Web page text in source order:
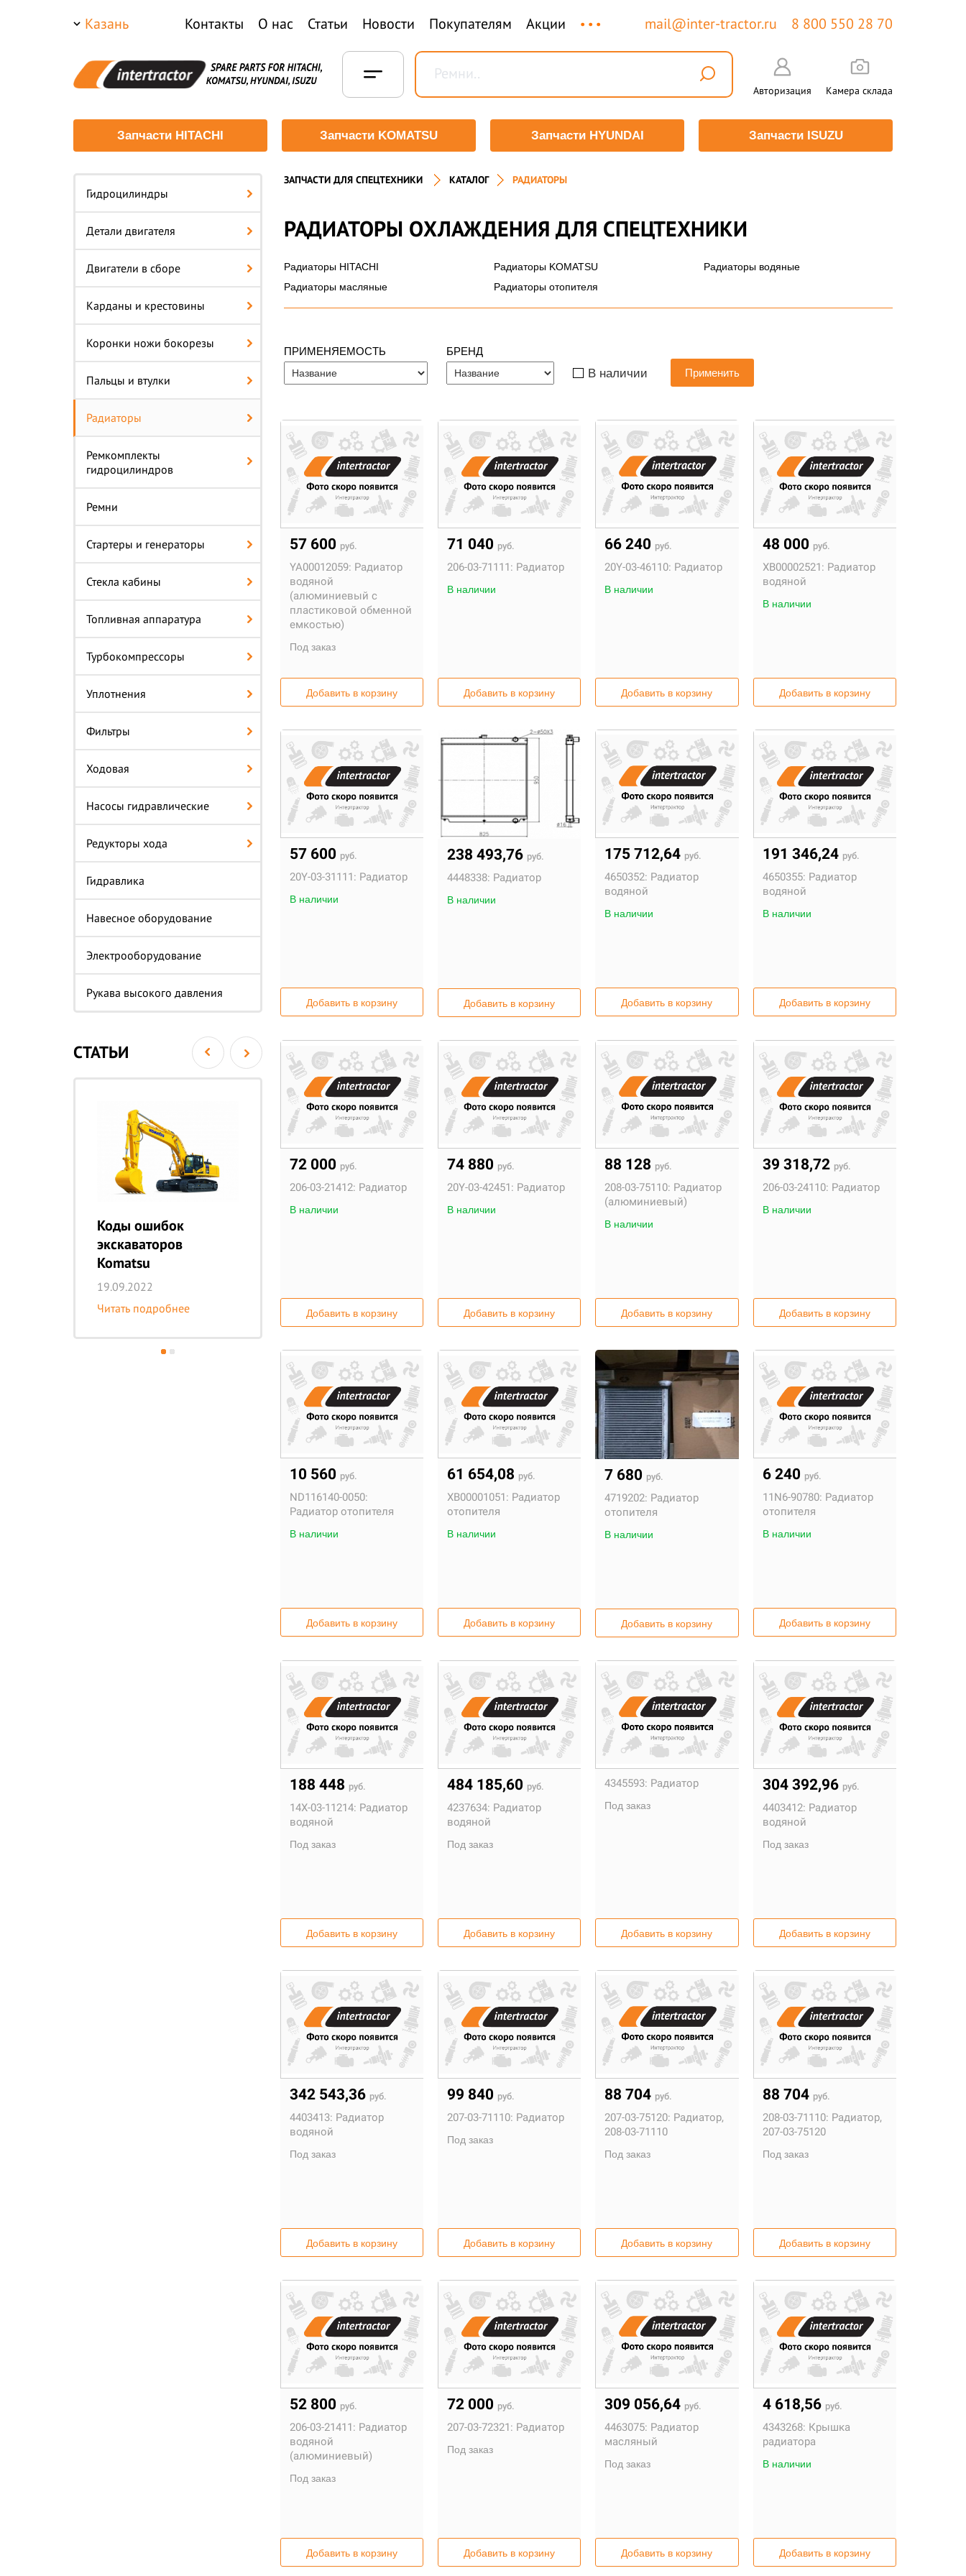
Казань Контакты О нас Статьи Новости Покупателям Акции ... mail@inter-tractor.ru 8 800 550 28 70
Авторизация Камера склада
Запчасти HITACHI Запчасти KOMATSU Запчасти HYUNDAI Запчасти ISUZU
Гидроцилиндры
Детали двигателя
Двигатели в сборе
Карданы и крестовины
Коронки ножи бокорезы
Пальцы и втулки
Радиаторы
Ремкомплекты
гидроцилиндров
Ремни
Стартеры и генераторы
Стекла кабины
Топливная аппаратура
Турбокомпрессоры
Уплотнения
Фильтры
Ходовая
Насосы гидравлические
Редукторы хода
Гидравлика
Навесное оборудование
Электрооборудование
Рукава высокого давления
СТАТЬИ
Коды ошибок
экскаваторов
Komatsu
19.09.2022
Читать подробнее
Читать подробнее
ЗАПЧАСТИ ДЛЯ СПЕЦТЕХНИКИ КАТАЛОГ РАДИАТОРЫ
РАДИАТОРЫ ОХЛАЖДЕНИЯ ДЛЯ СПЕЦТЕХНИКИ
Радиаторы HITACHI Радиаторы KOMATSU
Радиаторы водяные
Радиаторы масляные
Радиаторы отопителя
ПРИМЕНЯЕМОСТЬ БРЕНД
В наличии Применить
57 600 руб.
YA00012059: Радиатор
водяной
(алюминиевый с
пластиковой обменной
емкостью)
Под заказ
Добавить в корзину
71 040 руб.
206-03-71111: Радиатор
В наличии
Добавить в корзину
66 240 руб.
20Y-03-46110: Радиатор
В наличии
Добавить в корзину
48 000 руб.
XB00002521: Радиатор
водяной
В наличии
Добавить в корзину
57 600 руб.
20Y-03-31111: Радиатор
В наличии
Добавить в корзину
238 493,76 руб.
4448338: Радиатор
В наличии
Добавить в корзину
175 712,64 руб.
4650352: Радиатор
водяной
В наличии
Добавить в корзину
191 346,24 руб.
4650355: Радиатор
водяной
В наличии
Добавить в корзину
72 000 руб.
206-03-21412: Радиатор
В наличии
Добавить в корзину
74 880 руб.
20Y-03-42451: Радиатор
В наличии
Добавить в корзину
88 128 руб.
208-03-75110: Радиатор
(алюминиевый)
В наличии
Добавить в корзину
39 318,72 руб.
206-03-24110: Радиатор
В наличии
Добавить в корзину
10 560 руб.
ND116140-0050:
Радиатор отопителя
В наличии
Добавить в корзину
61 654,08 руб.
XB00001051: Радиатор
отопителя
В наличии
Добавить в корзину
7 680 руб.
4719202: Радиатор
отопителя
В наличии
Добавить в корзину
6 240 руб.
11N6-90780: Радиатор
отопителя
В наличии
Добавить в корзину
188 448 руб.
14X-03-11214: Радиатор
водяной
Под заказ
Добавить в корзину
484 185,60 руб.
4237634: Радиатор
водяной
Под заказ
Добавить в корзину
4345593: Радиатор
Под заказ
Добавить в корзину
304 392,96 руб.
4403412: Радиатор
водяной
Под заказ
Добавить в корзину
342 543,36 руб.
4403413: Радиатор
водяной
Под заказ
Добавить в корзину
99 840 руб.
207-03-71110: Радиатор
Под заказ
Добавить в корзину
88 704 руб.
207-03-75120: Радиатор,
208-03-71110
Под заказ
Добавить в корзину
88 704 руб.
208-03-71110: Радиатор,
207-03-75120
Под заказ
Добавить в корзину
52 800 руб.
206-03-21411: Радиатор
водяной
(алюминиевый)
Под заказ
Добавить в корзину
72 000 руб.
207-03-72321: Радиатор
Под заказ
Добавить в корзину
309 056,64 руб.
4463075: Радиатор
масляный
Под заказ
Добавить в корзину
4 618,56 руб.
4343268: Крышка
радиатора
В наличии
Добавить в корзину